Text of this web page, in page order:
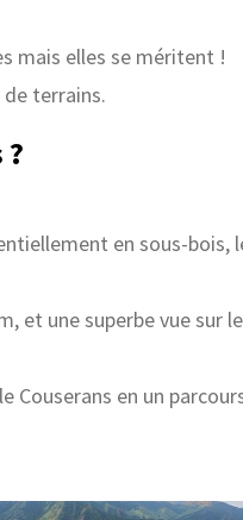
mais elles se méritent !
terrains.
en sous-bois,
et une superbe vue sur
Couserans en un